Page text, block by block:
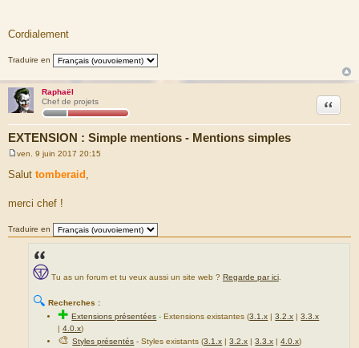
Cordialement
Traduire en
Raphaël
Chef de projets
EXTENSION : Simple mentions - Mentions simples
Citation
e
s
g
ven. 9 juin 2017 20:15
Salut tomberaid
merci chef !
Traduire en
Tu as un forum et tu veux aussi un site web ? Regarde par ici
🔍 Recherches :
✚Extensions présentées -Extensions existantes (3.1.x |3.2.x |3.3.x
|4.0.x)
🎨Styles présentés - Styles existants (3.1.x |3.2.x |3.3.x |4.0.x)